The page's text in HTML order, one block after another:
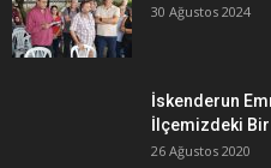
30 Ağustos 2024
İskenderun
İlçemizdeki Bir
26 Ağustos 2020